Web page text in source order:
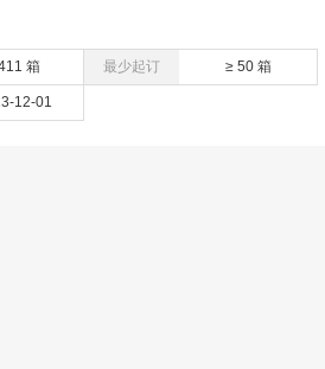
箱 最少起订 ≥ 50 箱
12-01